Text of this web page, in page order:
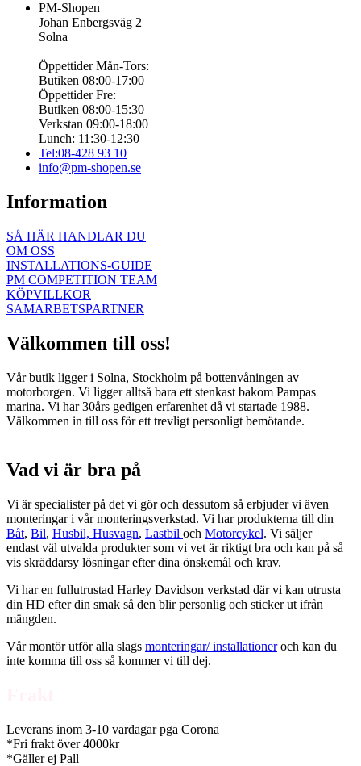
PM-Shopen
Johan Enbergsväg 2
Solna
Öppettider Mån-Tors:
Butiken 08:00-17:00
Öppettider Fre:
Butiken 08:00-15:30
Verkstan 09:00-18:00
Lunch: 11:30-12:30
Tel:08-428 93 10
info@pm-shopen.se
Information
SÅ HÄR HANDLAR DU
OM OSS
INSTALLATIONS-GUIDE
PM COMPETITION TEAM
KÖPVILLKOR
SAMARBETSPARTNER
Välkommen till oss!
Vår butik ligger i Solna, Stockholm på bottenvåningen av
motorborgen. Vi ligger alltså bara ett stenkast bakom Pampas
marina. Vi har 30års gedigen erfarenhet då vi startade 1988.
Välkommen in till oss för ett trevligt personligt bemötande.
Vad vi är bra på
Vi är specialister på det vi gör och dessutom så erbjuder vi även
monteringar i vår monteringsverkstad. Vi har produkterna till din
Båt, Bil, Husbil, Husvagn, Lastbil och Motorcykel. Vi säljer
endast väl utvalda produkter som vi vet är riktigt bra och kan på så
vis skräddarsy lösningar efter dina önskemål och krav.
Vi har en fullutrustad Harley Davidson verkstad där vi kan utrusta
din HD efter din smak så den blir personlig och sticker ut ifrån
mängden.
Vår montör utför alla slags monteringar/ installationeroch kan du
inte komma till oss så kommer vi till dej.
Leverans inom 3-10 vardagar pga Corona
*Fri frakt över 4000kr
*Gäller ej Pall